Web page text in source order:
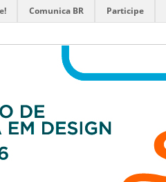
Comunica BR Participe